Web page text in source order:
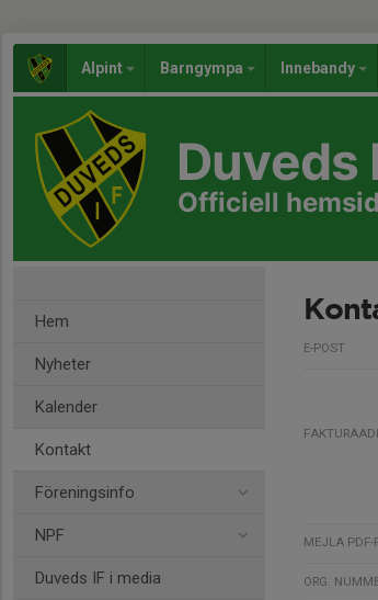
Alpint Barngympa Innebandy
Duveds
Officiell
Hem
Nyheter
Kalender
Kontakt
Föreningsinfo
NPF
Duveds IF i media
E-POST
MEJLA PDF-
ORG.